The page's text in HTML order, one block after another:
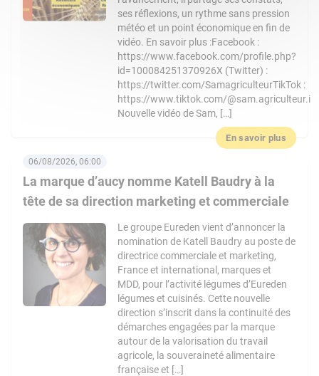
ses réflexions, un rythme sans pression
météo et un point économique en fin de
vidéo. En savoir plus :Facebook :
https://www.facebook.com/profile.php?
id=100084251370926X (Twitter) :
https://twitter.com/SamagriculteurTikTok :
https://www.tiktok.com/@sam.agriculteur.i
Nouvelle vidéo de Sam, […]
En savoir plus
La marque d’aucy nomme Katell Baudry à la
tête de sa direction marketing et commerciale
06/08/2026, 06:00
Le groupe Eureden vient d’annoncer la
nomination de Katell Baudry au poste de
directrice commerciale et marketing,
France et international, marques et
MDD, pour l’activité légumes d’Eureden
légumes et cuisinés. Cette nouvelle
direction s’inscrit dans la continuité des
démarches engagées par la marque
autour de la valorisation du travail
agricole, la souveraineté alimentaire
française et […]